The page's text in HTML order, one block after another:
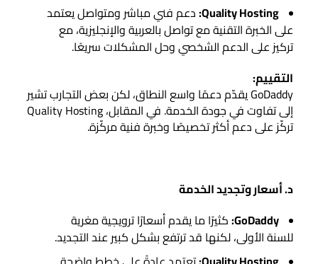
Quality Hosting: دعم فني مباشر ومتواصل يعتمد
على الخبرة التقنية مع تواصل بالعربية والإنجليزية، مع
تركيز على الدعم الشخصي وحل المشكلات سريعًا.
التقييم:
GoDaddy يقدّم دعمًا واسع النطاق، لكن بعض التجارب تشير
إلى تفاوت في جودة الخدمة. في المقابل، Quality Hosting
تركّز على دعم أكثر تخصيصًا وخبرة فنية مركّزة.
د. أسعار وتجديد الخدمة
GoDaddy: كثيرًا ما يقدم أسعارًا ترويجية مغرية
للسنة الأولى، لكنها قد ترتفع بشكل كبير عند التجديد.